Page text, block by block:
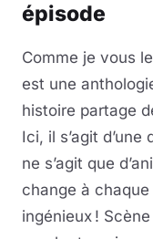
épisode
Comme je vous
est une
histoire partage
Ici, il s’agit
ne s’agit que
change à
ingénieux !